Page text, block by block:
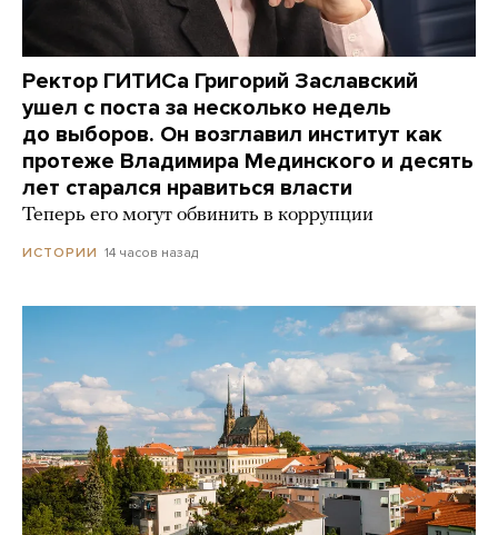
Ректор ГИТИСа Григорий Заславский
ушел с поста за несколько недель
до выборов. Он возглавил институт как
протеже Владимира Мединского и десять
лет старался нравиться власти
Теперь его могут обвинить в коррупции
ИСТОРИИ 14 часов назад